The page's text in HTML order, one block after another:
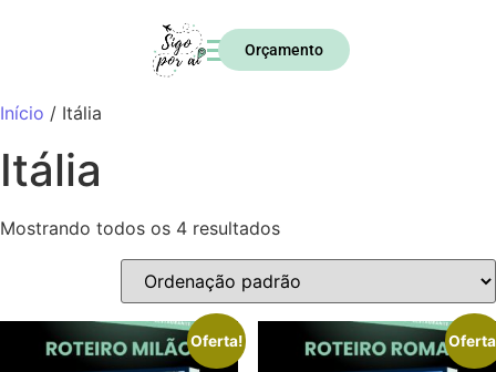
Orçamento
Início / Itália
Itália
Mostrando todos os 4 resultados
Oferta!